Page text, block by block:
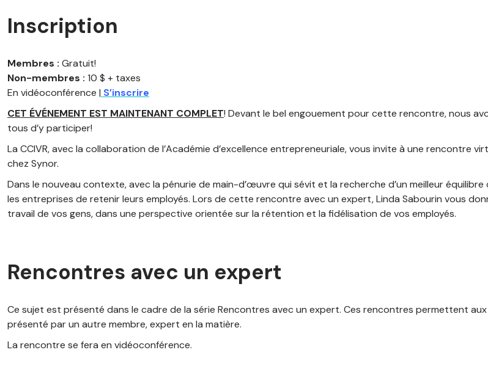
Inscription
Membres : Gratuit!
Non-membres : 10 $ + taxes
En vidéoconférence | S’inscrire
CET ÉVÉNEMENT EST MAINTENANT COMPLET! Devant le bel engouement pour cette rencontre, nous
tous d’y participer!
La CCIVR, avec la collaboration de l’Académie d’excellence entrepreneuriale, vous invite à une rencontre
chez Synor.
Dans le nouveau contexte, avec la pénurie de main-d’œuvre qui sévit et la recherche d’un meilleur
les entreprises de retenir leurs employés. Lors de cette rencontre avec un expert, Linda Sabourin vous
travail de vos gens, dans une perspective orientée sur la rétention et la fidélisation de vos employés.
Rencontres avec un expert
Ce sujet est présenté dans le cadre de la série Rencontres avec un expert. Ces rencontres permettent
présenté par un autre membre, expert en la matière.
La rencontre se fera en vidéoconférence.